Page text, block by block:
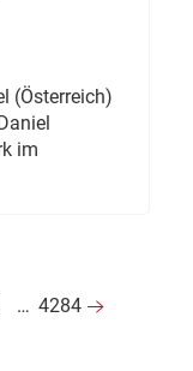
(Österreich)
im
… 4284